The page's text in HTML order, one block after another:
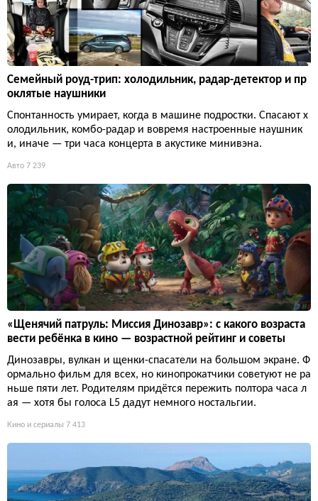
Семейный роуд-трип: холодильник, радар-детектор и пр
оклятые наушники
Спонтанность умирает, когда в машине подростки. Спасают х
олодильник, комбо-радар и вовремя настроенные наушник
и, иначе — три часа концерта в акустике минивэна.
Авто 7 239
«Щенячий патруль: Миссия Динозавр»: с какого возраста
вести ребёнка в кино — возрастной рейтинг и советы
Динозавры, вулкан и щенки-спасатели на большом экране. Ф
ормально фильм для всех, но кинопрокатчики советуют не ра
ньше пяти лет. Родителям придётся пережить полтора часа л
ая — хотя бы голоса L5 дадут немного ностальгии.
Кино и сериалы 7 413